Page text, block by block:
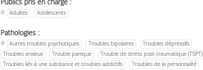
Publics pris en charge :
#
Adultes Adolescents
Pathologies :
#
Autres troubles psychotiques Troubles bipolaires
Troubles dépressifs
Troubles anxieux
Trouble panique
Trouble de stress post-traumatique (TSPT)
Troubles liés à une substance et troubles addictifs
Troubles de la personnalité